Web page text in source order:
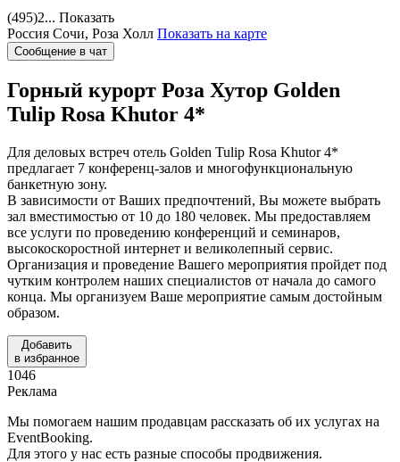
(495)2... Показать
Россия Сочи, Роза Холл Показать на карте
Сообщение в чат
Горный курорт Роза Хутор Golden
Tulip Rosa Khutor 4*
Для деловых встреч отель Golden Tulip Rosa Khutor 4*
предлагает 7 конференц-залов и многофункциональную
банкетную зону.
В зависимости от Ваших предпочтений, Вы можете выбрать
зал вместимостью от 10 до 180 человек. Мы предоставляем
все услуги по проведению конференций и семинаров,
высокоскоростной интернет и великолепный сервис.
Организация и проведение Вашего мероприятия пройдет под
чутким контролем наших специалистов от начала до самого
конца. Мы организуем Ваше мероприятие самым достойным
образом.
Добавить
в избранное
1046
Реклама
Мы помогаем нашим продавцам рассказать об их услугах на
EventBooking.
Для этого у нас есть разные способы продвижения.